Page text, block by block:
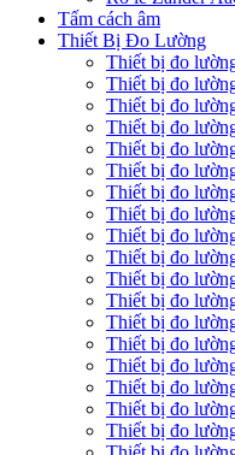
Tấm cách âm
Thiết Bị Đo Lường
Thiết bị đo
Thiết bị đo
Thiết bị đo
Thiết bị đo
Thiết bị đo
Thiết bị đo
Thiết bị đo
Thiết bị đo
Thiết bị đo
Thiết bị đo
Thiết bị đo
Thiết bị đo
Thiết bị đo
Thiết bị đo
Thiết bị đo
Thiết bị đo
Thiết bị đo
Thiết bị đo